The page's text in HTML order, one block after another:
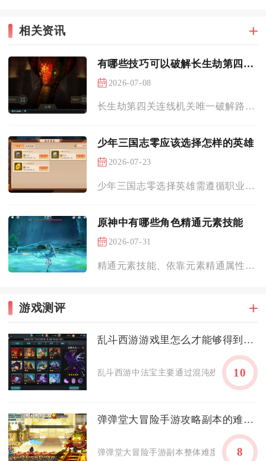
相关资讯
有哪些技巧可以破解长生劫第四关连线机关
2026-07-08
长生劫第四关连线机关唯一破解路线为从机关左下角起点出发，向上...
少年三国志零应该选择怎样的英雄
2026-07-23
少年三国志零选择英雄需遵循职业均衡、阵营易成型、适配自身资源...
原神中有哪些角色精通元素技能
2026-07-31
精通元素技能、依靠元素精通属性打出核心输出或团队增益的角色分...
游戏测评
乱斗西游游戏里怎么才能够得到法宝
乱斗西游中法宝主要通过混沌残片兑换、
10
弹弹堂大冒险手游攻略副本的难度如何
弹弹堂大冒险手游副本整体难度呈阶梯式
8